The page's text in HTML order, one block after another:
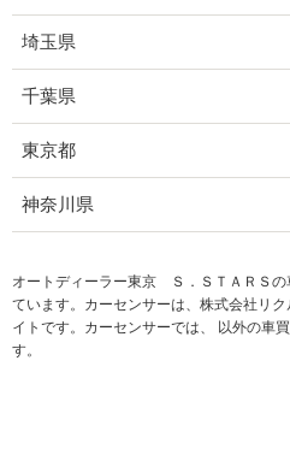
埼玉県
千葉県
東京都
神奈川県
オートディーラー東京 Ｓ．ＳＴＡＲＳの
ています。カーセンサーは、株式会社リ
イトです。カーセンサーでは、 以外の車
す。